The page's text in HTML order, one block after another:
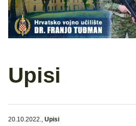
Upisi
20.10.2022., Upisi